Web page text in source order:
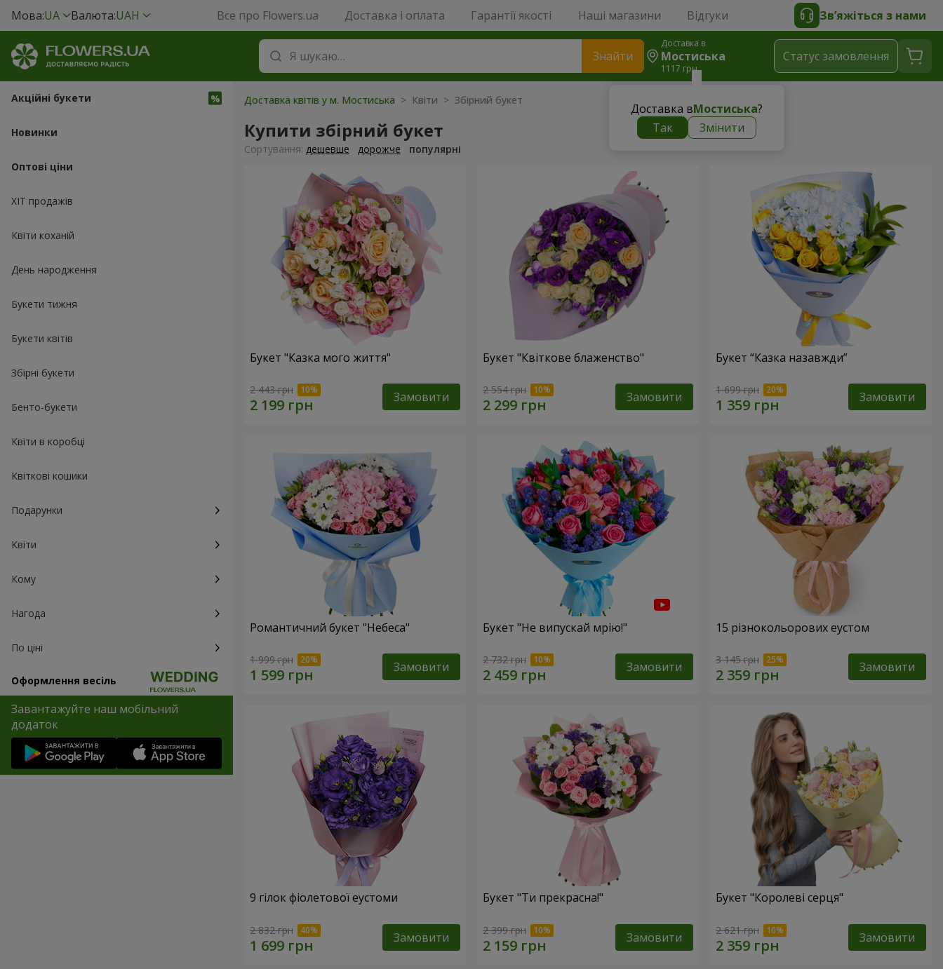
Мова:UA Валюта:UAH Все про Flowers.ua Доставка і оплата Гарантії якості Наші магазини Відгуки Зв’яжіться з нами
Знайти
Доставка в
Мостиська
1117 грн
Доставка вМостиська?
Так
Змінити
Статус замовлення
Акційні букети
Новинки
Оптові ціни
ХІТ продажів
Квіти коханій
День народження
Букети тижня
Букети квітів
Збірні букети
Бенто-букети
Квіти в коробці
Квіткові кошики
Подарунки
Квіти
Кому
Нагода
По ціні
Оформлення весіль
Завантажуйте наш мобільний
додаток
Доставка квітів у м. Мостиська > Квіти > Збірний букет
Купити збірний букет
Сортування: дешевше дорожче популярні
Букет "Казка мого життя"
2 443 грн Замовити
Букет "Квіткове блаженство"
2 554 грн Замовити
Букет “Казка назавжди”
1 699 грн Замовити
Романтичний букет "Небеса"
1 999 грн Замовити
Букет "Не випускай мрію!"
2 732 грн Замовити
15 різнокольорових еустом
3 145 грн Замовити
9 гілок фіолетової еустоми
2 832 грн Замовити
Букет "Ти прекрасна!"
2 399 грн Замовити
Букет "Королеві серця"
2 621 грн Замовити